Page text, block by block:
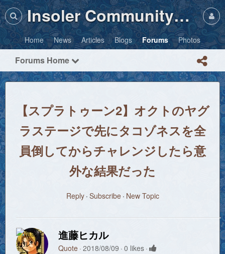
Insoler Community・Photos
Home News Articles Blogs Forums Photos
Forums Home
【スプラトゥーン2】オクトのヤグ
ラステージで先にタコゾネスを全
員倒してからチャレンジしたら意
外な結果だった
Reply Subscribe New Topic
進藤ヒカル
Quote 2018/08/09 0 likes